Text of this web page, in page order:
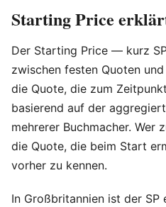
Starting Price
Der Starting Price — kurz
zwischen festen Quoten
die Quote, die zum
basierend auf der
mehrerer Buchmacher. Wer
die Quote, die beim Start
vorher zu kennen.
In Großbritannien ist der